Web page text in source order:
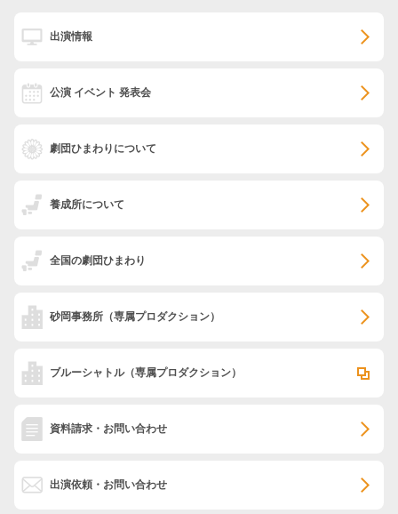
出演情報
公演 イベント 発表会
劇団ひまわりについて
養成所について
全国の劇団ひまわり
砂岡事務所 （専属プロダクション）
ブルーシャトル（専属プロダクション）
資料請求・お問い合わせ
出演依頼・お問い合わせ